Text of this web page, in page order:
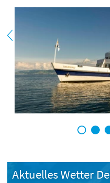
1 2
Aktuelles Wetter